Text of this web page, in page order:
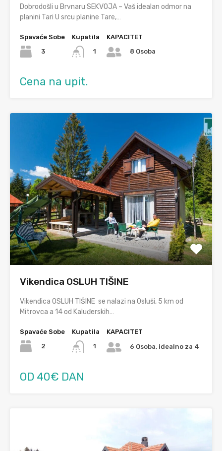
Dobrodošli u Brvnaru SEKVOJA – Vaš idealan odmor na
planini Tari U srcu planine Tare,…
Spavaće Sobe
3
Kupatila
1
KAPACITET
8 Osoba
Cena na upit.
Vikendica OSLUH TIŠINE
Vikendica OSLUH TIŠINE se nalazi na Osluši, 5 km od
Mitrovca a 14 od Kaluđerskih…
Spavaće Sobe
2
Kupatila
1
KAPACITET
6 Osoba, idealno za 4
OD 40€ DAN